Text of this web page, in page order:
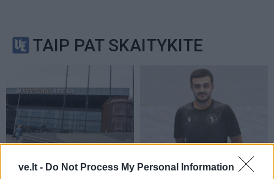
ve.lt - Do Not Process My Personal Information
TAIP PAT SKAITYKITE
Krepšinio čempionato
„Dragūnas“ sulaukė